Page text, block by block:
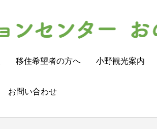
移住希望者の方へ 小野観光案内
お問い合わせ